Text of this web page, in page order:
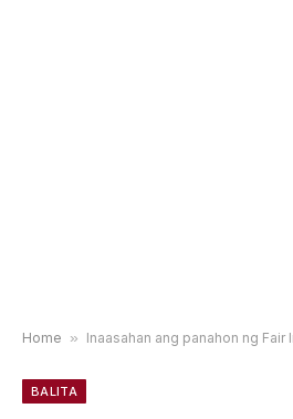
Home » Inaasahan ang panahon ng
BALITA